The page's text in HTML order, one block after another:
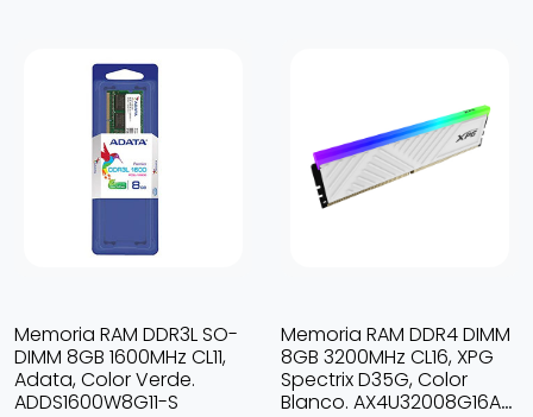
Memoria RAM DDR3L SO-
DIMM 8GB 1600MHz CL11,
Adata, Color Verde.
ADDS1600W8G11-S
Memoria RAM DDR4 DIMM
8GB 3200MHz CL16, XPG
Spectrix D35G, Color
Blanco. AX4U32008G16A-